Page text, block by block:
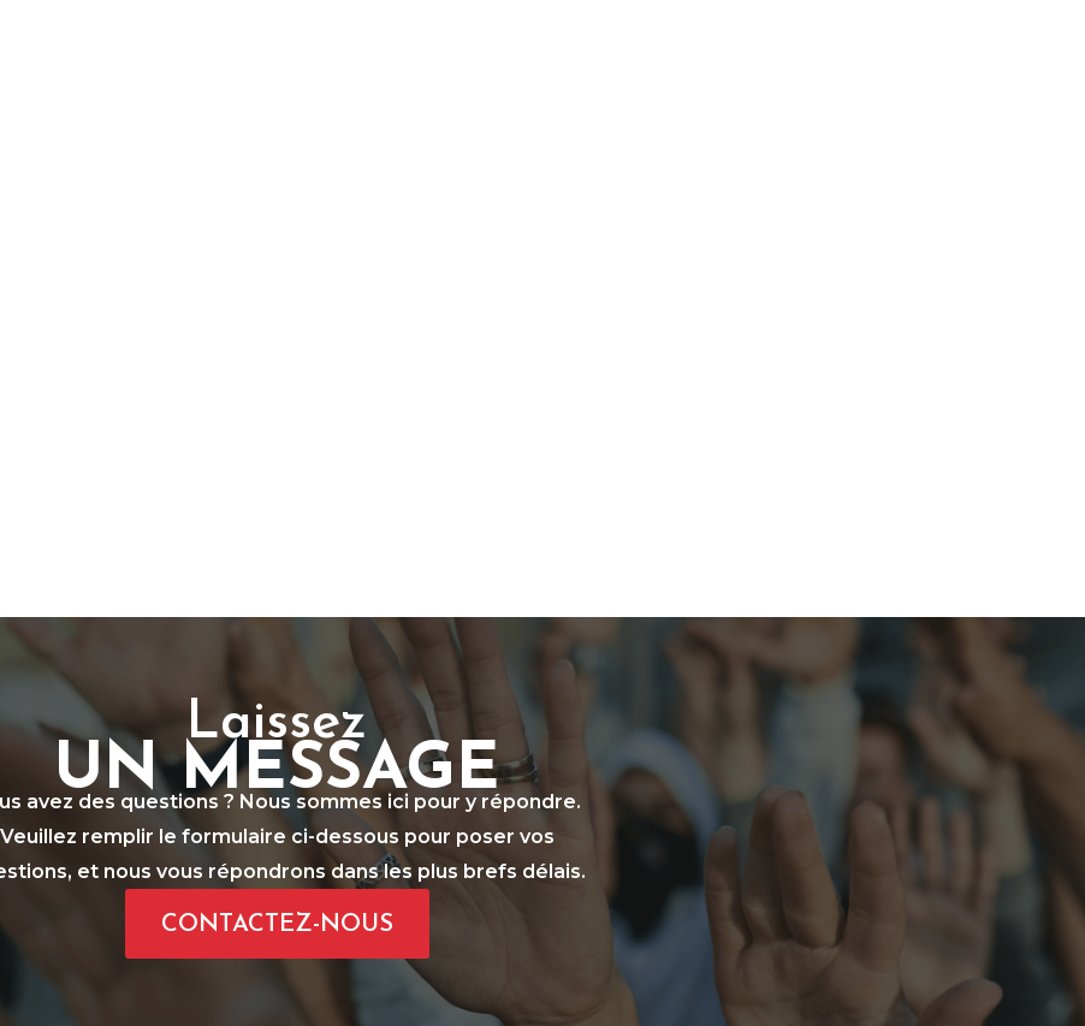
Laissez
UN MESSAGE
avez des questions ? Nous sommes ici pour y répondre.
Veuillez remplir le formulaire ci-dessous pour poser vos
et nous vous répondrons dans les plus brefs délais.
CONTACTEZ-NOUS